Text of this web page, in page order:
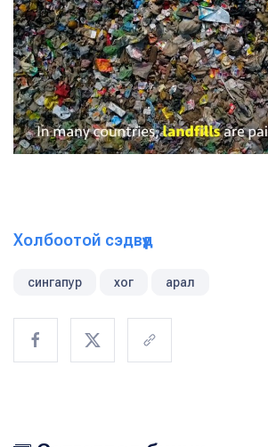
Холбоотой сэдвүүд
сингапур хог арал